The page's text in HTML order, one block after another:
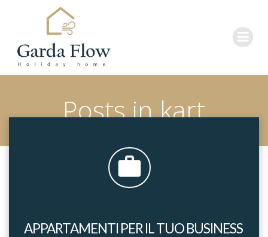
Posts in kart
APPARTAMENTI PER IL TUO BUSINESS